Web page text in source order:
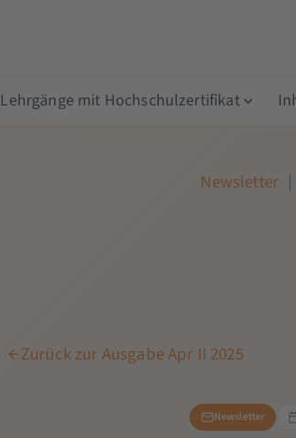
Lehrgänge mit Hochschulzertifikat
Newsletter |
Zurück zur Ausgabe Apr II 2025
Newsletter